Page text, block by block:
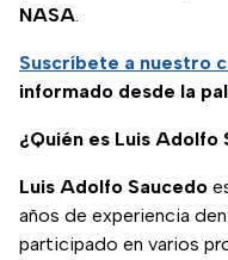
NASA.
Suscríbete a nuestro
informado desde la
¿Quién es Luis Adolfo
Luis Adolfo Saucedo
años de experiencia
participado en varios